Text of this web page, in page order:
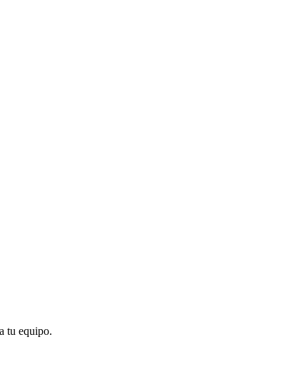
tu equipo.